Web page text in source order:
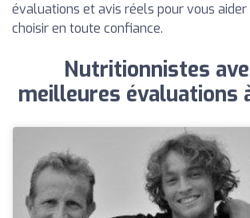
évaluations et avis réels pour vous
choisir en toute confiance.
Nutritionnistes
meilleures évaluations